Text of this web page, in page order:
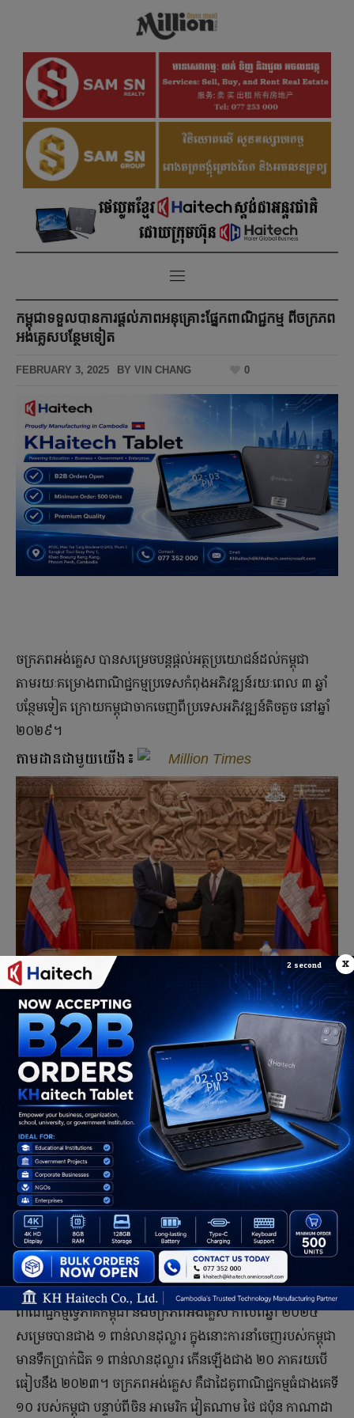
កម្ពុជាទទួល​បានការផ្ដល់ភាពអនុគ្រោះផ្នែកពាណិជ្ជកម្ម ពីចក្រភព
អង់គ្លេសបន្ថែមទៀត
FEBRUARY 3, 2025 BY VIN CHANG 0
ចក្រភពអង់គ្លេស បាន​សម្រេច​បន្ត​ផ្ដល់​អត្ថ​ប្រយោជន៍​ដល់​កម្ពុជា
តាមរយៈ​គម្រោង​ពាណិជ្ជកម្ម​ប្រទេស​កំពុង​អភិវឌ្ឍន៍​រយៈពេល ៣ ឆ្នាំ​
បន្ថែម​ទៀត ក្រោយ​កម្ពុជា​ចាកចេញ​ពី​ប្រទេស​អភិវឌ្ឍន៍​តិចតួច នៅ​ឆ្នាំ
២០២៩។
តាមដានជាមួយយើង៖ Million Times
ការ​បន្ត​ផ្ដល់​ភាព​អនុគ្រោះ​ផ្នែក​ពាណិជ្ជកម្ម​នេះ ត្រូវ​បាន​ភាគី​អង់គ្លេស​
បញ្ជាក់ថា គឺ​ដើម្បី​ជួយ​ធានា​ឲ្យ​មាន​ការ​ផ្លាស់ប្ដូរ​សេដ្ឋកិច្ច​របស់​កម្ពុជា​
ទៅ​ដោយ​រលូន។
ក្រសួងការបរទេស បាន​ឲ្យ​ដឹង​ពី​​ជំនួប​ទ្វេ​ភាគី​រវាង​លោក ប្រាក់ សុខុន
រដ្ឋមន្ត្រី​ក្រសួង​ការ​បរទេស និង​លោក Dominic Williams ឯកអគ្គ
រាជទូត​ចក្រភព​អង់គ្លេស​ប្រចាំ​កម្ពុជា កាលពី​ថ្ងៃ ៣០ ខែ​មករា ឆ្នាំ
២០២៥ កន្លង​ទៅ​ថា ភាគី​ទាំង​សងខាង​បាន​លើក​ឡើង​ពី​ទំនាក់ទំនង​
កាន់តែ​រីកចម្រើន​រវាង​ប្រទេស​ទាំង​ពីរ ក្នុង​នោះ​មាន​វិស័យ​ពាណិជ្ជកម្ម
និង​ការ​វិនិយោគ វិស័យ​ការពារ​ជាតិ រួម​ទាំង​កិច្ច​សហប្រតិបត្តិការ​
អភិវឌ្ឍន៍​ជាដើម តាមរយៈ​ការ​ផ្លាស់ប្ដូរ​ទស្សនៈ​គ្នា​លើ​មធ្យោបាយ​ក្នុង​
ការ​ពង្រឹង​កិច្ច​សហ​ប្រតិបត្តិការ​ទ្វេ​ភាគី​កម្ពុជា និង​ចក្រភព​អង់គ្លេស។
របាយការណ៍​របស់​អគ្គនាយកដ្ឋាន​គយ និង​រដ្ឋាករ​កម្ពុជា ទំហំ​
ពាណិជ្ជកម្ម​ទ្វេ​ភាគី​កម្ពុជា និង​ចក្រភពអង់គ្លេស កាលពី​ឆ្នាំ ២០២៤
សម្រេច​បាន​ជាង ១ ពាន់​លាន​ដុល្លារ ក្នុង​នោះ​ការ​នាំចេញ​របស់​កម្ពុជា​
មាន​ទឹក​ប្រាក់​ជិត ១ ពាន់​លាន​ដុល្លារ កើន​ឡើង​ជាង ២០ ភាគរយ​បើ​
ធៀប​នឹង ២០២៣។ ចក្រភពអង់គ្លេស គឺជា​ដៃគូ​ពាណិជ្ជកម្ម​ធំជាង​គេ​ទី​
១០ របស់​កម្ពុជា បន្ទាប់ពី​ចិន អាមេរិក វៀតណាម ថៃ ជប៉ុន កាណាដា
1 second... x